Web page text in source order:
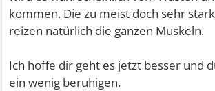
kommen. Die zu meist doch sehr
reizen natürlich die ganzen Muskeln.
Ich hoffe dir geht es jetzt besser und
ein wenig beruhigen.